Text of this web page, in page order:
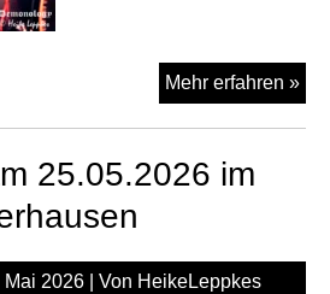
Mehr erfahren »
Of
25.05.2026 im
Mai 2026 | Von HeikeLeppkes